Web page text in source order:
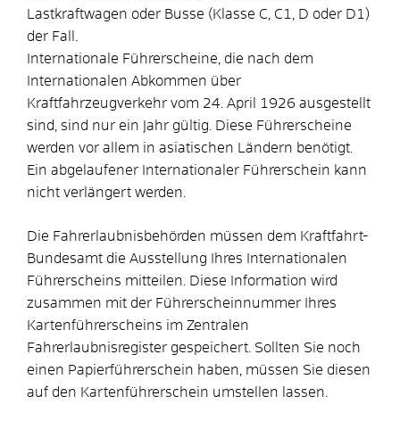
Lastkraftwagen oder Busse (Klasse C, C1, D oder D1)
der Fall.
Internationale Führerscheine, die nach dem
Internationalen Abkommen über
Kraftfahrzeugverkehr vom 24. April 1926 ausgestellt
sind, sind nur ein Jahr gültig. Diese Führerscheine
werden vor allem in asiatischen Ländern benötigt.
Ein abgelaufener Internationaler Führerschein kann
nicht verlängert werden.
Die Fahrerlaubnisbehörden müssen dem Kraftfahrt-
Bundesamt die Ausstellung Ihres Internationalen
Führerscheins mitteilen. Diese Information wird
zusammen mit der Führerscheinnummer Ihres
Kartenführerscheins im Zentralen
Fahrerlaubnisregister gespeichert. Sollten Sie noch
einen Papierführerschein haben, müssen Sie diesen
auf den Kartenführerschein umstellen lassen.